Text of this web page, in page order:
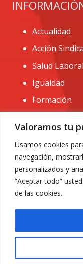
Valoramos tu
Usamos cookies
navegación,
personalizados y
“Aceptar todo”
de las cookies.
Actualidad
Acción
Salud Laboral
Igualdad
Formación
CONTACTO:
968 25 01 20
C/ Huerto de